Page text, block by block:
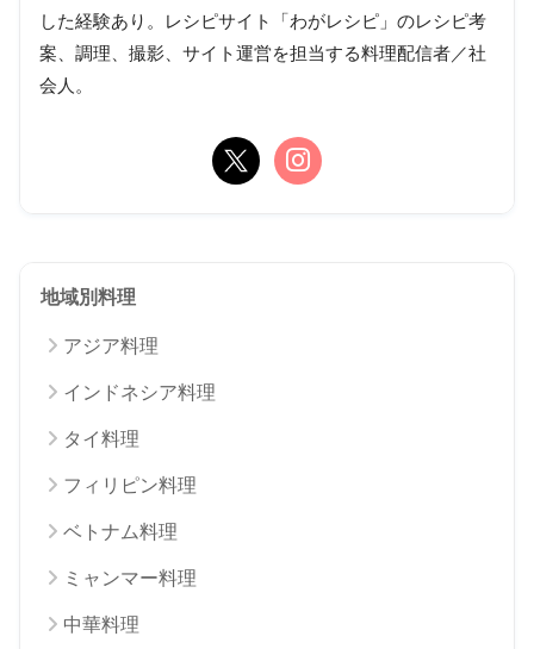
した経験あり。レシピサイト「わがレシピ」のレシピ考
案、調理、撮影、サイト運営を担当する料理配信者／社
会人。
地域別料理
アジア料理
インドネシア料理
タイ料理
フィリピン料理
ベトナム料理
ミャンマー料理
中華料理